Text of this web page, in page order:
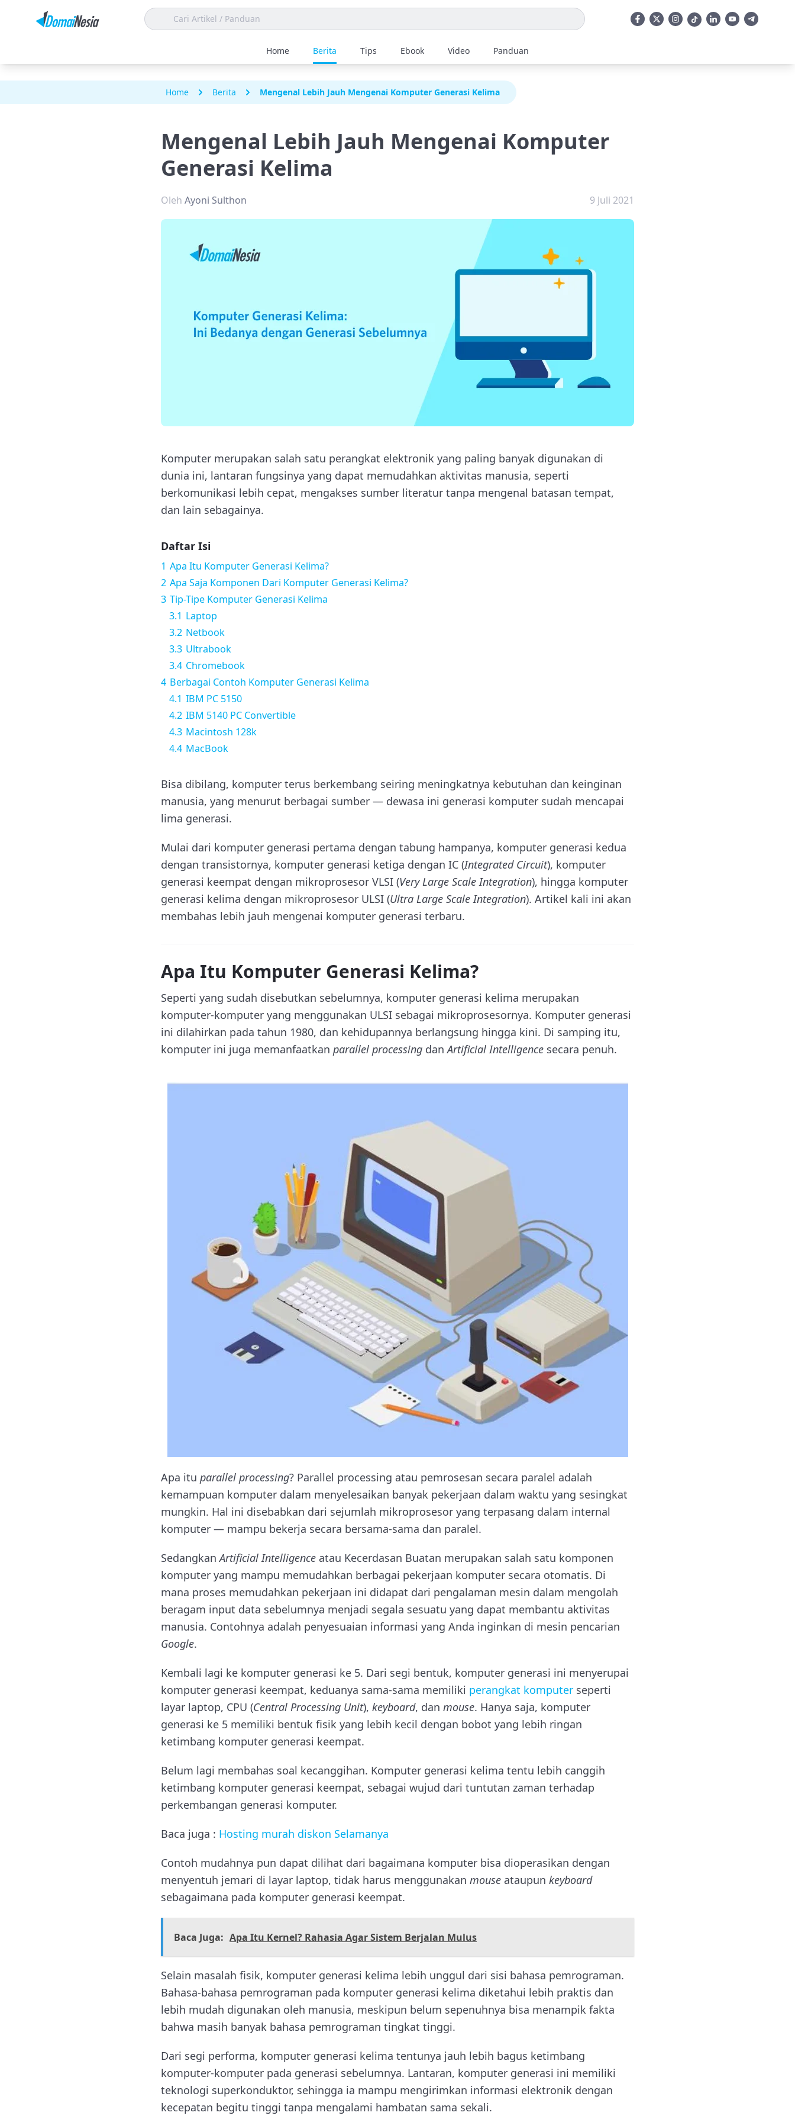
Home Berita Tips Ebook Video Panduan
Home Berita Mengenal Lebih Jauh Mengenai Komputer Generasi Kelima
Mengenal Lebih Jauh Mengenai Komputer
Generasi Kelima
Oleh Ayoni Sulthon 9 Juli 2021
Komputer merupakan salah satu perangkat elektronik yang paling banyak digunakan di
dunia ini, lantaran fungsinya yang dapat memudahkan aktivitas manusia, seperti
berkomunikasi lebih cepat, mengakses sumber literatur tanpa mengenal batasan tempat,
dan lain sebagainya.
Daftar Isi
1 Apa Itu Komputer Generasi Kelima?
2 Apa Saja Komponen Dari Komputer Generasi Kelima?
3 Tip-Tipe Komputer Generasi Kelima
3.1 Laptop
3.2 Netbook
3.3 Ultrabook
3.4 Chromebook
4 Berbagai Contoh Komputer Generasi Kelima
4.1 IBM PC 5150
4.2 IBM 5140 PC Convertible
4.3 Macintosh 128k
4.4 MacBook
Bisa dibilang, komputer terus berkembang seiring meningkatnya kebutuhan dan keinginan
manusia, yang menurut berbagai sumber — dewasa ini generasi komputer sudah mencapai
lima generasi.
Mulai dari komputer generasi pertama dengan tabung hampanya, komputer generasi kedua
dengan transistornya, komputer generasi ketiga dengan IC (Integrated Circuit), komputer
generasi keempat dengan mikroprosesor VLSI (Very Large Scale Integration), hingga komputer
generasi kelima dengan mikroprosesor ULSI (Ultra Large Scale Integration). Artikel kali ini akan
membahas lebih jauh mengenai komputer generasi terbaru.
Apa Itu Komputer Generasi Kelima?
Seperti yang sudah disebutkan sebelumnya, komputer generasi kelima merupakan
komputer-komputer yang menggunakan ULSI sebagai mikroprosesornya. Komputer generasi
ini dilahirkan pada tahun 1980, dan kehidupannya berlangsung hingga kini. Di samping itu,
komputer ini juga memanfaatkan parallel processing danArtificial Intelligence secara penuh.
Apa itu parallel processing? Parallel processing atau pemrosesan secara paralel adalah
kemampuan komputer dalam menyelesaikan banyak pekerjaan dalam waktu yang sesingkat
mungkin. Hal ini disebabkan dari sejumlah mikroprosesor yang terpasang dalam internal
komputer — mampu bekerja secara bersama-sama dan paralel.
SedangkanArtificial Intelligence atau Kecerdasan Buatan merupakan salah satu komponen
komputer yang mampu memudahkan berbagai pekerjaan komputer secara otomatis. Di
mana proses memudahkan pekerjaan ini didapat dari pengalaman mesin dalam mengolah
beragam input data sebelumnya menjadi segala sesuatu yang dapat membantu aktivitas
manusia. Contohnya adalah penyesuaian informasi yang Anda inginkan di mesin pencarian
Google.
Kembali lagi ke komputer generasi ke 5. Dari segi bentuk, komputer generasi ini menyerupai
komputer generasi keempat, keduanya sama-sama memiliki perangkat komputer seperti
layar laptop, CPU (Central Processing Unit), keyboard, dan mouse. Hanya saja, komputer
generasi ke 5 memiliki bentuk fisik yang lebih kecil dengan bobot yang lebih ringan
ketimbang komputer generasi keempat.
Belum lagi membahas soal kecanggihan. Komputer generasi kelima tentu lebih canggih
ketimbang komputer generasi keempat, sebagai wujud dari tuntutan zaman terhadap
perkembangan generasi komputer.
Baca juga : Hosting murah diskon Selamanya
Contoh mudahnya pun dapat dilihat dari bagaimana komputer bisa dioperasikan dengan
menyentuh jemari di layar laptop, tidak harus menggunakan mouse ataupun keyboard
sebagaimana pada komputer generasi keempat.
Baca Juga: Apa Itu Kernel? Rahasia Agar Sistem Berjalan Mulus
Selain masalah fisik, komputer generasi kelima lebih unggul dari sisi bahasa pemrograman.
Bahasa-bahasa pemrograman pada komputer generasi kelima diketahui lebih praktis dan
lebih mudah digunakan oleh manusia, meskipun belum sepenuhnya bisa menampik fakta
bahwa masih banyak bahasa pemrograman tingkat tinggi.
Dari segi performa, komputer generasi kelima tentunya jauh lebih bagus ketimbang
komputer-komputer pada generasi sebelumnya. Lantaran, komputer generasi ini memiliki
teknologi superkonduktor, sehingga ia mampu mengirimkan informasi elektronik dengan
kecepatan begitu tinggi tanpa mengalami hambatan sama sekali.